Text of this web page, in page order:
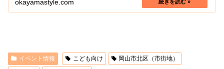
okayamastyle.com
イベント情報 こども向け
岡山市北区（市街地）